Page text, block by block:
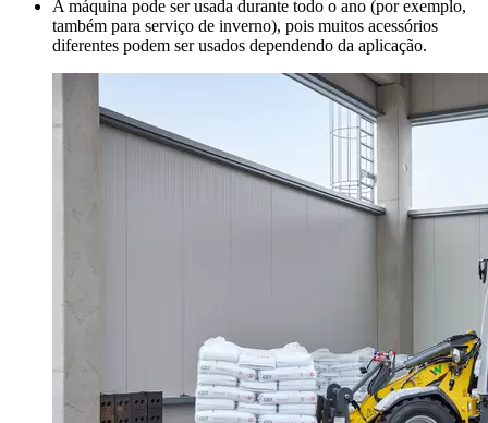
A máquina pode ser usada durante todo o ano (por exemplo,
também para serviço de inverno), pois muitos acessórios
diferentes podem ser usados dependendo da aplicação.